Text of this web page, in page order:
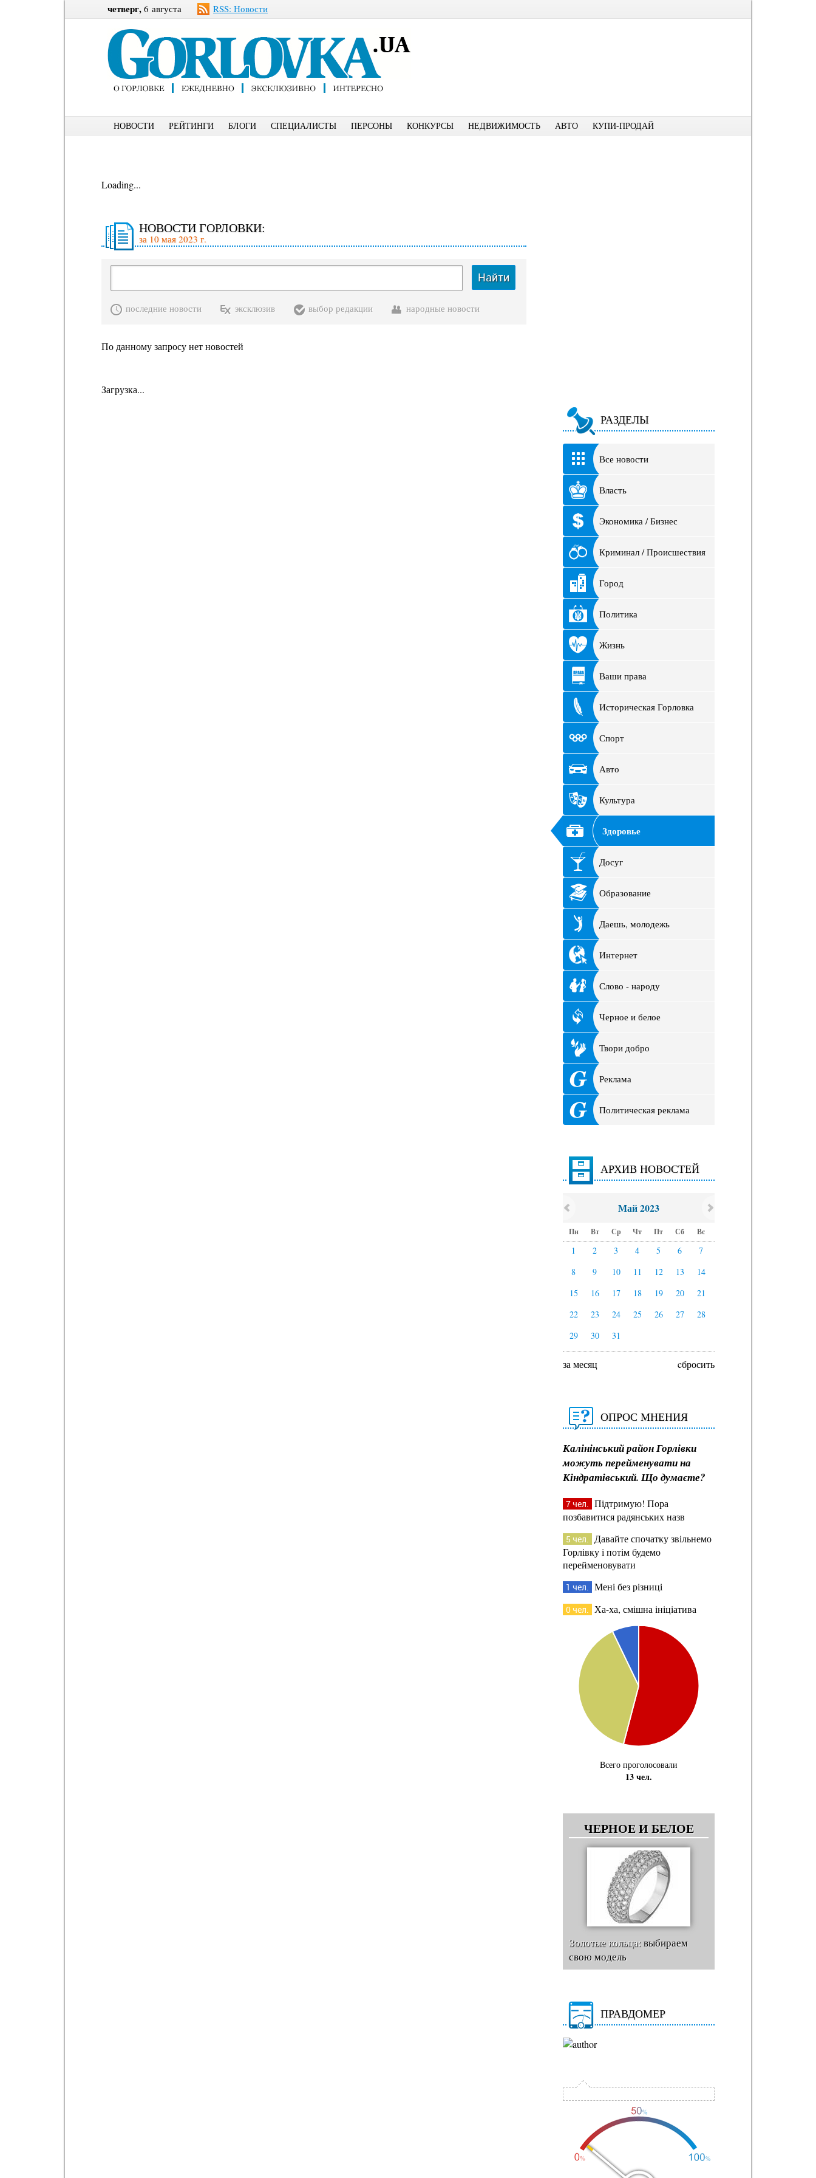
четверг, 6 августа RSS: Новости
НОВОСТИ РЕЙТИНГИ БЛОГИ СПЕЦИАЛИСТЫ ПЕРСОНЫ КОНКУРСЫ НЕДВИЖИМОСТЬ АВТО КУПИ-ПРОДАЙ
Loading...
НОВОСТИ ГОРЛОВКИ:
за 10 мая 2023 г.
Найти
последние новости эксклюзив выбор редакции народные новости
По данному запросу нет новостей
Загрузка...
РАЗДЕЛЫ
Все новости
Власть
Экономика / Бизнес
Криминал / Происшествия
Город
Политика
Жизнь
Ваши права
Историческая Горловка
Спорт
Авто
Культура
Здоровье
Досуг
Образование
Даешь, молодежь
Интернет
Слово - народу
Черное и белое
Твори добро
Реклама
Политическая реклама
АРХИВ НОВОСТЕЙ
Май 2023
Пн Вт Ср Чт Пт Сб Вс
1 2 3 4 5 6
7
8
9 10 11 12 13
14
15
16 17 18 19 20
21
22
23 24 25 26 27
28
29
30 31
за месяц cбросить
ОПРОС МНЕНИЯ
Калінінський район Горлівки
можуть перейменувати на
Кіндратівський. Що думаєте?
7 чел. Підтримую! Пора
позбавитися радянських назв
5 чел. Давайте спочатку звільнемо
Горлівку і потім будемо
перейменовувати
1 чел. Мені без різниці
0 чел. Ха-ха, смішна ініціатива
Всего проголосовали
13 чел.
ЧЕРНОЕ И БЕЛОЕ
Золотые кольца:выбираем
свою модель
ПРАВДОМЕР